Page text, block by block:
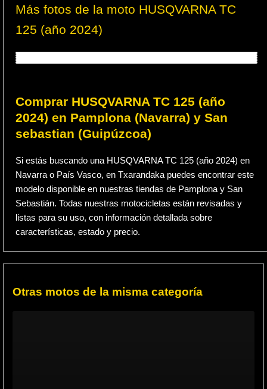
Más fotos de la moto HUSQVARNA TC
125 (año 2024)
Comprar HUSQVARNA TC 125 (año
2024) en Pamplona (Navarra) y San
sebastian (Guipúzcoa)
Si estás buscando una HUSQVARNA TC 125 (año 2024) en
Navarra o País Vasco, en Txarandaka puedes encontrar este
modelo disponible en nuestras tiendas de Pamplona y San
Sebastián. Todas nuestras motocicletas están revisadas y
listas para su uso, con información detallada sobre
características, estado y precio.
Otras motos de la misma categoría